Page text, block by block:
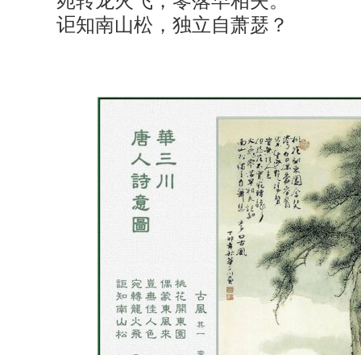
讵知南山松，独立自萧瑟？